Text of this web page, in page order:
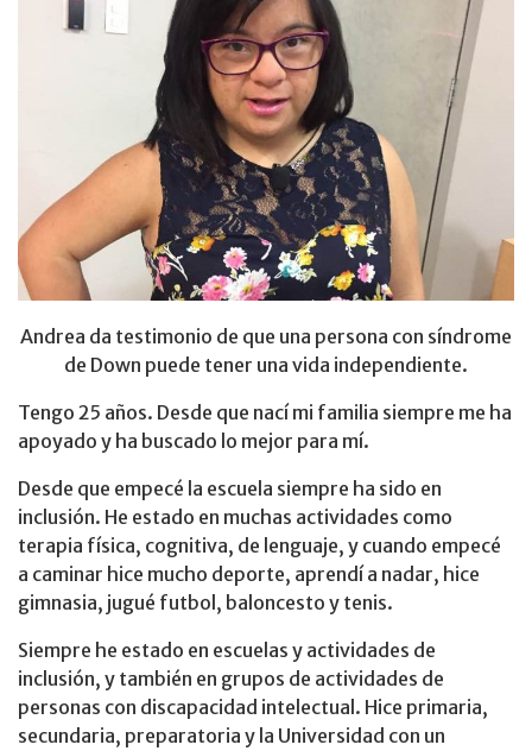
Andrea da testimonio de que una persona con síndrome
de Down puede tener una vida independiente.
Tengo 25 años. Desde que nací mi familia siempre me ha
apoyado y ha buscado lo mejor para mí.
Desde que empecé la escuela siempre ha sido en
inclusión. He estado en muchas actividades como
terapia física, cognitiva, de lenguaje, y cuando empecé
a caminar hice mucho deporte, aprendí a nadar, hice
gimnasia, jugué futbol, baloncesto y tenis.
Siempre he estado en escuelas y actividades de
inclusión, y también en grupos de actividades de
personas con discapacidad intelectual. Hice primaria,
secundaria, preparatoria y la Universidad con un